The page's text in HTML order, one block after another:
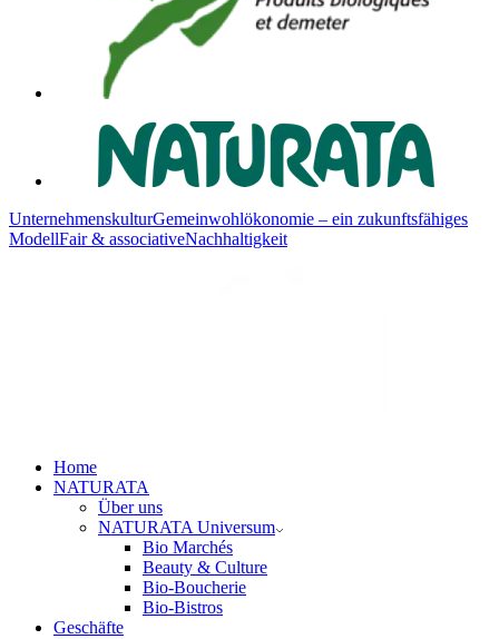
UnternehmenskulturGemeinwohlökonomie – ein zukunftsfähiges
ModellFair & associativeNachhaltigkeit
Home
NATURATA
Über uns
NATURATA Universum
Bio Marchés
Beauty & Culture
Bio-Boucherie
Bio-Bistros
Geschäfte